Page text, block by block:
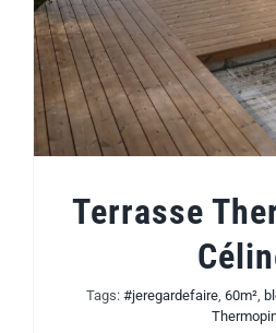
Terrasse
Tags: #jeregardefaire, 60m²,